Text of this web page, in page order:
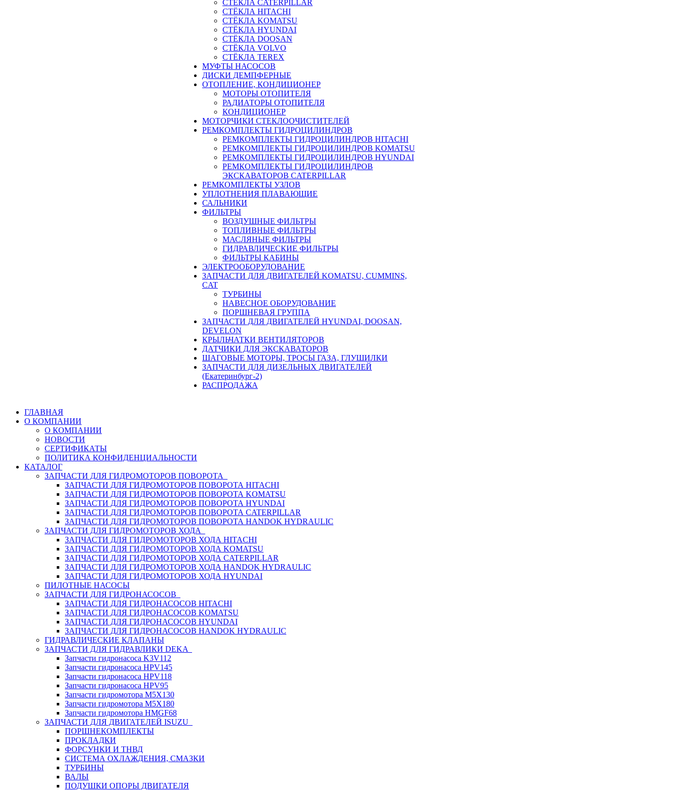
СТЁКЛА CATERPILLAR
СТЁКЛА HITACHI
СТЁКЛА KOMATSU
СТЁКЛА HYUNDAI
СТЁКЛА DOOSAN
СТЁКЛА VOLVO
СТЁКЛА TEREX
МУФТЫ НАСОСОВ
ДИСКИ ДЕМПФЕРНЫЕ
ОТОПЛЕНИЕ, КОНДИЦИОНЕР
МОТОРЫ ОТОПИТЕЛЯ
РАДИАТОРЫ ОТОПИТЕЛЯ
КОНДИЦИОНЕР
МОТОРЧИКИ СТЕКЛООЧИСТИТЕЛЕЙ
РЕМКОМПЛЕКТЫ ГИДРОЦИЛИНДРОВ
РЕМКОМПЛЕКТЫ ГИДРОЦИЛИНДРОВ HITACHI
РЕМКОМПЛЕКТЫ ГИДРОЦИЛИНДРОВ KOMATSU
РЕМКОМПЛЕКТЫ ГИДРОЦИЛИНДРОВ HYUNDAI
РЕМКОМПЛЕКТЫ ГИДРОЦИЛИНДРОВ
ЭКСКАВАТОРОВ CATERPILLAR
РЕМКОМПЛЕКТЫ УЗЛОВ
УПЛОТНЕНИЯ ПЛАВАЮЩИЕ
САЛЬНИКИ
ФИЛЬТРЫ
ВОЗДУШНЫЕ ФИЛЬТРЫ
ТОПЛИВНЫЕ ФИЛЬТРЫ
МАСЛЯНЫЕ ФИЛЬТРЫ
ГИДРАВЛИЧЕСКИЕ ФИЛЬТРЫ
ФИЛЬТРЫ КАБИНЫ
ЭЛЕКТРООБОРУДОВАНИЕ
ЗАПЧАСТИ ДЛЯ ДВИГАТЕЛЕЙ KOMATSU, CUMMINS,
CAT
ТУРБИНЫ
НАВЕСНОЕ ОБОРУДОВАНИЕ
ПОРШНЕВАЯ ГРУППА
ЗАПЧАСТИ ДЛЯ ДВИГАТЕЛЕЙ HYUNDAI, DOOSAN,
DEVELON
КРЫЛЬЧАТКИ ВЕНТИЛЯТОРОВ
ДАТЧИКИ ДЛЯ ЭКСКАВАТОРОВ
ШАГОВЫЕ МОТОРЫ, ТРОСЫ ГАЗА, ГЛУШИЛКИ
ЗАПЧАСТИ ДЛЯ ДИЗЕЛЬНЫХ ДВИГАТЕЛЕЙ
(Екатеринбург-2)
РАСПРОДАЖА
ГЛАВНАЯ
О КОМПАНИИ
О КОМПАНИИ
НОВОСТИ
СЕРТИФИКАТЫ
ПОЛИТИКА КОНФИДЕНЦИАЛЬНОСТИ
КАТАЛОГ
ЗАПЧАСТИ ДЛЯ ГИДРОМОТОРОВ ПОВОРОТА
ЗАПЧАСТИ ДЛЯ ГИДРОМОТОРОВ ПОВОРОТА HITACHI
ЗАПЧАСТИ ДЛЯ ГИДРОМОТОРОВ ПОВОРОТА KOMATSU
ЗАПЧАСТИ ДЛЯ ГИДРОМОТОРОВ ПОВОРОТА HYUNDAI
ЗАПЧАСТИ ДЛЯ ГИДРОМОТОРОВ ПОВОРОТА CATERPILLAR
ЗАПЧАСТИ ДЛЯ ГИДРОМОТОРОВ ПОВОРОТА HANDOK HYDRAULIC
ЗАПЧАСТИ ДЛЯ ГИДРОМОТОРОВ ХОДА
ЗАПЧАСТИ ДЛЯ ГИДРОМОТОРОВ ХОДА HITACHI
ЗАПЧАСТИ ДЛЯ ГИДРОМОТОРОВ ХОДА KOMATSU
ЗАПЧАСТИ ДЛЯ ГИДРОМОТОРОВ ХОДА CATERPILLAR
ЗАПЧАСТИ ДЛЯ ГИДРОМОТОРОВ ХОДА HANDOK HYDRAULIC
ЗАПЧАСТИ ДЛЯ ГИДРОМОТОРОВ ХОДА HYUNDAI
ПИЛОТНЫЕ НАСОСЫ
ЗАПЧАСТИ ДЛЯ ГИДРОНАСОСОВ
ЗАПЧАСТИ ДЛЯ ГИДРОНАСОСОВ HITACHI
ЗАПЧАСТИ ДЛЯ ГИДРОНАСОСОВ KOMATSU
ЗАПЧАСТИ ДЛЯ ГИДРОНАСОСОВ HYUNDAI
ЗАПЧАСТИ ДЛЯ ГИДРОНАСОСОВ HANDOK HYDRAULIC
ГИДРАВЛИЧЕСКИЕ КЛАПАНЫ
ЗАПЧАСТИ ДЛЯ ГИДРАВЛИКИ DEKA
Запчасти гидронасоса K3V112
Запчасти гидронасоса HPV145
Запчасти гидронасоса HPV118
Запчасти гидронасоса HPV95
Запчасти гидромотора M5X130
Запчасти гидромотора M5X180
Запчасти гидромотора HMGF68
ЗАПЧАСТИ ДЛЯ ДВИГАТЕЛЕЙ ISUZU
ПОРШНЕКОМПЛЕКТЫ
ПРОКЛАДКИ
ФОРСУНКИ И ТНВД
СИСТЕМА ОХЛАЖДЕНИЯ, СМАЗКИ
ТУРБИНЫ
ВАЛЫ
ПОДУШКИ ОПОРЫ ДВИГАТЕЛЯ